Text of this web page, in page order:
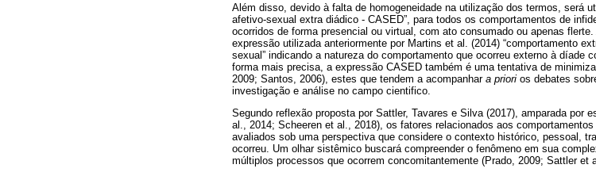
Além disso, devido à falta de homogeneidade na utilização dos termos, será
afetivo-sexual extra diádico - CASED”, para todos os comportamentos de
ocorridos de forma presencial ou virtual, com ato consumado ou apenas
expressão utilizada anteriormente por Martins et al. (2014) “comportamento
sexual” indicando a natureza do comportamento que ocorreu externo à díade
forma mais precisa, a expressão CASED também é uma tentativa de
2009; Santos, 2006), estes que tendem a acompanhar a priori os debates
investigação e análise no campo cientifico.
Segundo reflexão proposta por Sattler, Tavares e Silva (2017), amparada por
al., 2014; Scheeren et al., 2018), os fatores relacionados aos
avaliados sob uma perspectiva que considere o contexto histórico, pessoal,
ocorreu. Um olhar sistêmico buscará compreender o fenômeno em sua
múltiplos processos que ocorrem concomitantemente (Prado, 2009; Sattler et